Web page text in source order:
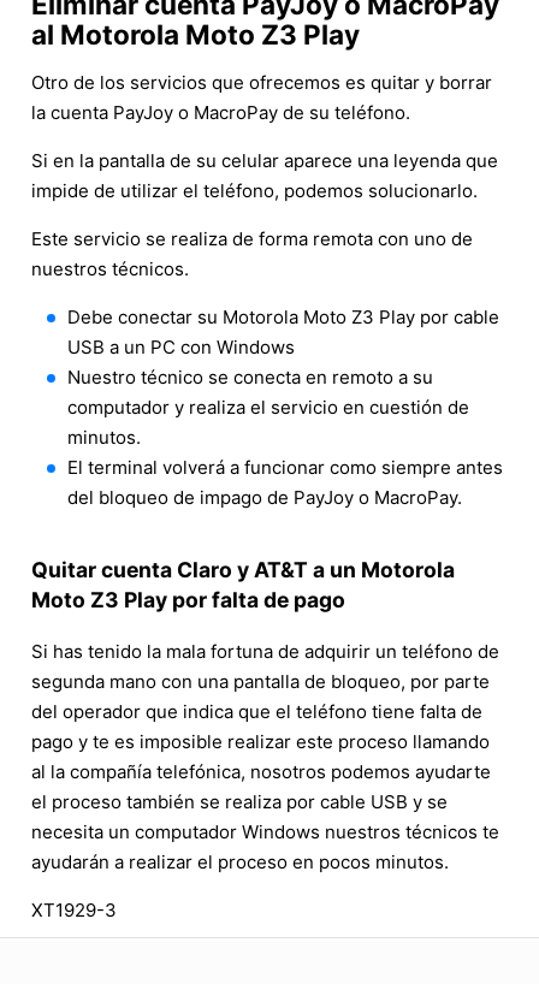
al Motorola Moto Z3 Play
Otro de los servicios que ofrecemos es quitar y borrar
la cuenta PayJoy o MacroPay de su teléfono.
Si en la pantalla de su celular aparece una leyenda que
impide de utilizar el teléfono, podemos solucionarlo.
Este servicio se realiza de forma remota con uno de
nuestros técnicos.
Debe conectar su Motorola Moto Z3 Play por cable
USB a un PC con Windows
Nuestro técnico se conecta en remoto a su
computador y realiza el servicio en cuestión de
minutos.
El terminal volverá a funcionar como siempre antes
del bloqueo de impago de PayJoy o MacroPay.
Quitar cuenta Claro y AT&T a un Motorola
Moto Z3 Play por falta de pago
Si has tenido la mala fortuna de adquirir un teléfono de
segunda mano con una pantalla de bloqueo, por parte
del operador que indica que el teléfono tiene falta de
pago y te es imposible realizar este proceso llamando
al la compañía telefónica, nosotros podemos ayudarte
el proceso también se realiza por cable USB y se
necesita un computador Windows nuestros técnicos te
ayudarán a realizar el proceso en pocos minutos.
XT1929-3